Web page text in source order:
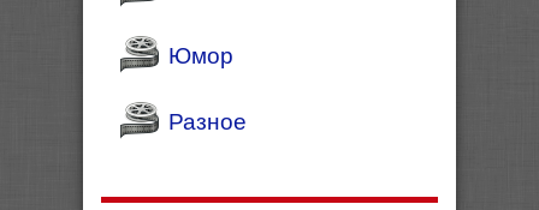
Юмор
Разное